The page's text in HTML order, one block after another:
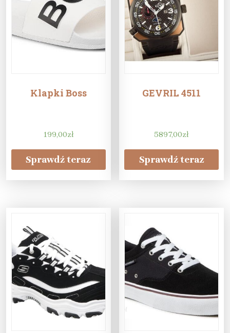
Klapki Boss
199,00zł
Sprawdź teraz
GEVRIL 4511
5897,00zł
Sprawdź teraz